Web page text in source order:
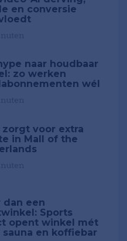
en conversie
naar houdbaar
zo werken
wél
zorgt voor extra
in Mall of the
dan een
Sports
opent winkel mét
sauna en koffiebar